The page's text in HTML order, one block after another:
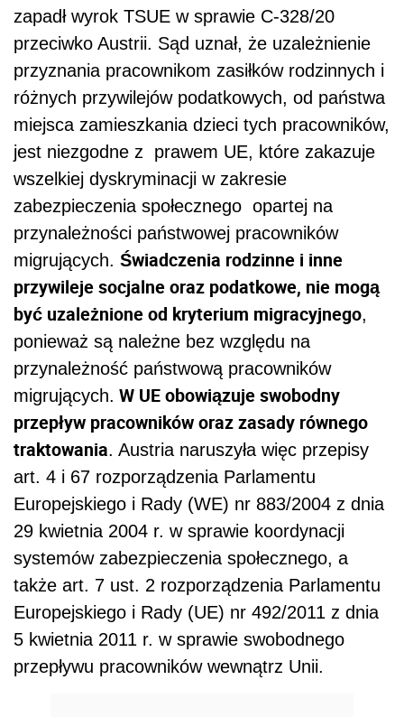
zapadł wyrok TSUE w sprawie C-328/20
przeciwko Austrii. Sąd uznał, że uzależnienie
przyznania pracownikom zasiłków rodzinnych i
różnych przywilejów podatkowych, od państwa
miejsca zamieszkania dzieci tych pracowników,
jest niezgodne z
prawem UE, które zakazuje
wszelkiej dyskryminacji w zakresie
zabezpieczenia społecznego opartej na
przynależności państwowej pracowników
migrujących. Świadczenia rodzinne i inne
przywileje socjalneoraz podatkowe, nie mogą
być uzależnione od kryterium migracyjnego,
ponieważ są należne bez względu na
przynależność państwową pracowników
migrujących. W UE obowiązuje swobodny
przepływ pracowników oraz zasady równego
traktowania. Austria naruszyła więc przepisy
art. 4 i 67 rozporządzenia Parlamentu
Europejskiego i Rady (WE) nr 883/2004 z dnia
29 kwietnia 2004 r. w sprawie koordynacji
systemów zabezpieczenia społecznego, a
także art. 7 ust. 2 rozporządzenia Parlamentu
Europejskiego i Rady (UE) nr 492/2011 z dnia
5 kwietnia 2011 r. w sprawie swobodnego
przepływu pracowników wewnątrz Unii.